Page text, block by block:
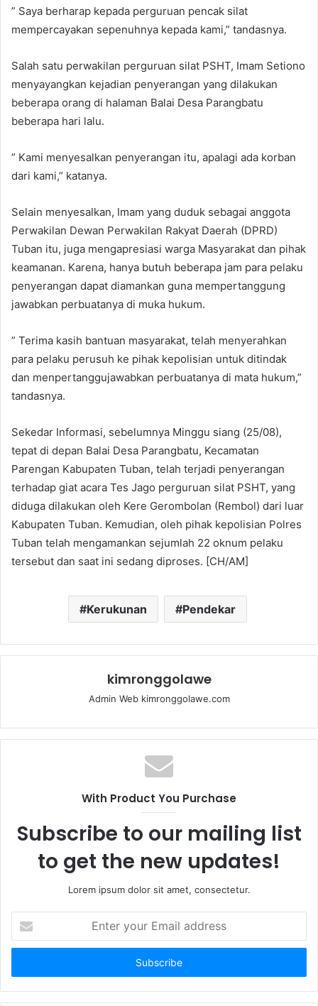
” Saya berharap kepada perguruan pencak silat
mempercayakan sepenuhnya kepada kami,” tandasnya.
Salah satu perwakilan perguruan silat PSHT, Imam Setiono
menyayangkan kejadian penyerangan yang dilakukan
beberapa orang di halaman Balai Desa Parangbatu
beberapa hari lalu.
” Kami menyesalkan penyerangan itu, apalagi ada korban
dari kami,” katanya.
Selain menyesalkan, Imam yang duduk sebagai anggota
Perwakilan Dewan Perwakilan Rakyat Daerah (DPRD)
Tuban itu, juga mengapresiasi warga Masyarakat dan pihak
keamanan. Karena, hanya butuh beberapa jam para pelaku
penyerangan dapat diamankan guna mempertanggung
jawabkan perbuatanya di muka hukum.
” Terima kasih bantuan masyarakat, telah menyerahkan
para pelaku perusuh ke pihak kepolisian untuk ditindak
dan menpertanggujawabkan perbuatanya di mata hukum,”
tandasnya.
Sekedar Informasi, sebelumnya Minggu siang (25/08),
tepat di depan Balai Desa Parangbatu, Kecamatan
Parengan Kabupaten Tuban, telah terjadi penyerangan
terhadap giat acara Tes Jago perguruan silat PSHT, yang
diduga dilakukan oleh Kere Gerombolan (Rembol) dari luar
Kabupaten Tuban. Kemudian, oleh pihak kepolisian Polres
Tuban telah mengamankan sejumlah 22 oknum pelaku
tersebut dan saat ini sedang diproses. [CH/AM]
Kerukunan Pendekar
kimronggolawe
Admin Web kimronggolawe.com
With Product You Purchase
Subscribe to our mailing list
to get the new updates!
Lorem ipsum dolor sit amet, consectetur.
t
r
y